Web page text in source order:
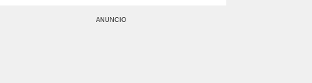
ANUNCIO